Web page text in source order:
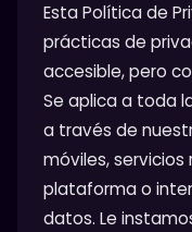
Esta Política de
prácticas de
accesible, pero
Se aplica a toda
a través de
móviles,
plataforma o
datos. Le